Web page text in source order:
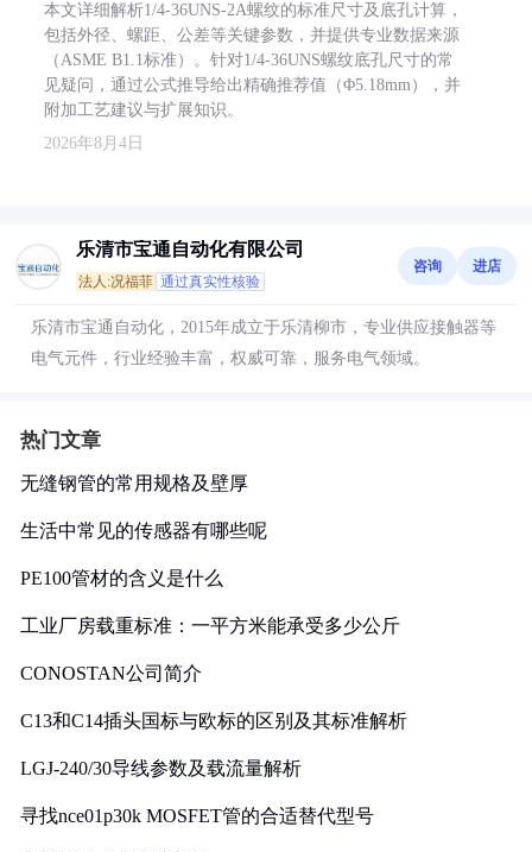
本文详细解析1/4-36UNS-2A螺纹的标准尺寸及底孔计算，
包括外径、螺距、公差等关键参数，并提供专业数据来源
（ASME B1.1标准）。针对1/4-36UNS螺纹底孔尺寸的常
见疑问，通过公式推导给出精确推荐值（Φ5.18mm），并
附加工艺建议与扩展知识。
2026年8月4日
乐清市宝通自动化有限公司
法人:况福菲 通过真实性核验
咨询 进店
乐清市宝通自动化，2015年成立于乐清柳市，专业供应接触器等
电气元件，行业经验丰富，权威可靠，服务电气领域。
热门文章
无缝钢管的常用规格及壁厚
生活中常见的传感器有哪些呢
PE100管材的含义是什么
工业厂房载重标准：一平方米能承受多少公斤
CONOSTAN公司简介
C13和C14插头国标与欧标的区别及其标准解析
LGJ-240/30导线参数及载流量解析
寻找nce01p30k MOSFET管的合适替代型号